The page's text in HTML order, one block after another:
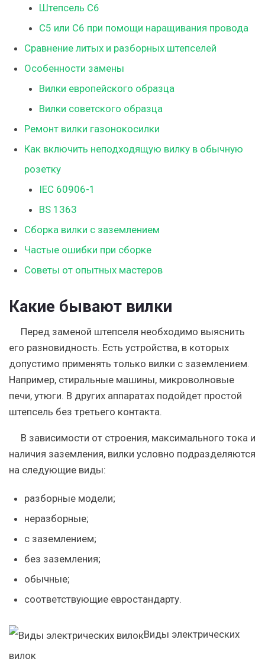
Штепсель C6
С5 или C6 при помощи наращивания провода
Сравнение литых и разборных штепселей
Особенности замены
Вилки европейского образца
Вилки советского образца
Ремонт вилки газонокосилки
Как включить неподходящую вилку в обычную
розетку
IEC 60906-1
BS 1363
Сборка вилки с заземлением
Частые ошибки при сборке
Советы от опытных мастеров
Какие бывают вилки
Перед заменой штепселя необходимо выяснить
его разновидность. Есть устройства, в которых
допустимо применять только вилки с заземлением.
Например, стиральные машины, микроволновые
печи, утюги. В других аппаратах подойдет простой
штепсель без третьего контакта.
В зависимости от строения, максимального тока и
наличия заземления, вилки условно подразделяются
на следующие виды:
разборные модели;
неразборные;
с заземлением;
без заземления;
обычные;
соответствующие евростандарту.
Виды электрических
вилок